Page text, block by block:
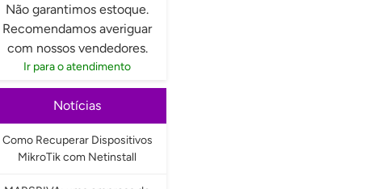
Não garantimos estoque.
Recomendamos averiguar
com nossos vendedores.
Ir para o atendimento
Notícias
Como Recuperar Dispositivos
MikroTik com Netinstall